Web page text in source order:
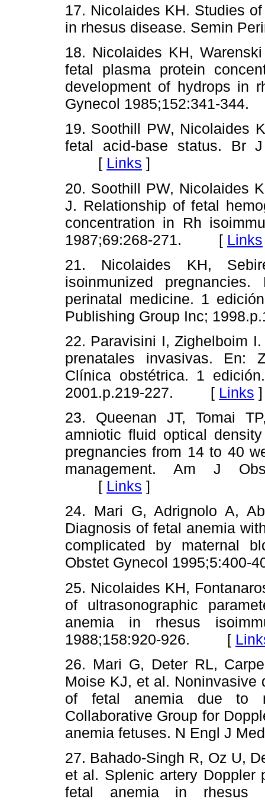
17. Nicolaides KH. Studies
in rhesus disease. Semin
18. Nicolaides KH,
fetal plasma protein
development of hydrops in
Gynecol 1985;152:341-
19. Soothill PW, Nicolaides
fetal acid-base status. Br J
[ Links ]
20. Soothill PW, Nicolaides
J. Relationship of fetal
concentration in Rh
1987;69:268-271. [ Links
21. Nicolaides KH,
isoinmunized
perinatal medicine. 1
Publishing Group Inc;
22. Paravisini I, Zighelboim
prenatales invasivas. En:
Clínica obstétrica. 1
2001.p.219-227. [ Links ]
23. Queenan JT, Tomai
amniotic fluid optical
pregnancies from 14 to 40
management. Am J
[ Links ]
24. Mari G, Adrignolo A,
Diagnosis of fetal anemia
complicated by maternal
Obstet Gynecol
25. Nicolaides KH,
of ultrasonographic
anemia in rhesus
1988;158:920-926. [
26. Mari G, Deter RL,
Moise KJ, et al. Noninvasive
of fetal anemia due to
Collaborative Group for
anemia fetuses. N Engl J
27. Bahado-Singh R, Oz U,
et al. Splenic artery Doppler
fetal anemia in rhesus